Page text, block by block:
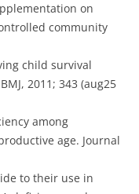
on
community
child survival
2011; 343 (aug25
among
age. Journal
to their use in